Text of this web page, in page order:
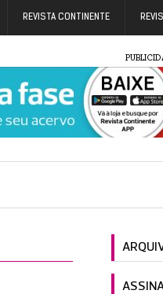
REVISTA CONTINENTE